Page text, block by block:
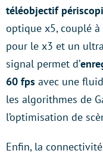
téléobjectif
optique x5, couplé à
pour le x3 et un
signal permet d’
60 fps avec une
les algorithmes de
l’optimisation de
Enfin, la